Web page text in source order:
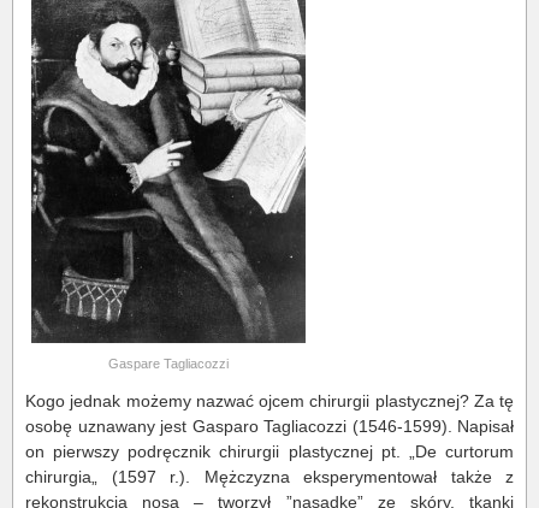
Gaspare Tagliacozzi
Kogo jednak możemy nazwać ojcem chirurgii plastycznej? Za tę
osobę uznawany jest Gasparo Tagliacozzi (1546-1599). Napisał
on pierwszy podręcznik chirurgii plastycznej pt. „De curtorum
chirurgia„ (1597 r.). Mężczyzna eksperymentował także z
rekonstrukcją nosa – tworzył ”nasadkę” ze skóry, tkanki